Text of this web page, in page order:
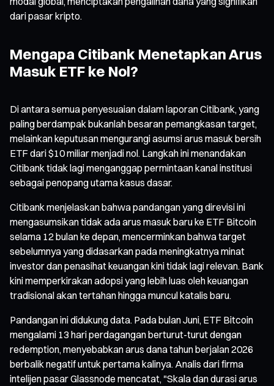
dari pasar kripto.
Mengapa Citibank Menetapkan Arus
Masuk ETF ke Nol?
Di antara semua penyesuaian dalam laporan Citibank, yang
paling berdampak bukanlah besaran pemangkasan target,
melainkan keputusan mengurangi asumsi arus masuk bersih
ETF dari $10 miliar menjadi nol. Langkah ini menandakan
Citibank tidak lagi menganggap permintaan kanal institusi
sebagai penopang utama kasus dasar.
Citibank menjelaskan bahwa pandangan yang direvisi ini
mengasumsikan tidak ada arus masuk baru ke ETF Bitcoin
selama 12 bulan ke depan, mencerminkan bahwa target
sebelumnya yang didasarkan pada meningkatnya minat
investor dan penasihat keuangan kini tidak lagi relevan. Bank
kini memperkirakan adopsi yang lebih luas oleh keuangan
tradisional akan tertahan hingga muncul katalis baru.
Pandangan ini didukung data. Pada bulan Juni, ETF Bitcoin
mengalami 13 hari perdagangan berturut-turut dengan
redemption, menyebabkan arus dana tahun berjalan 2026
berbalik negatif untuk pertama kalinya. Analis dari firma
intelijen pasar Glassnode mencatat, "Skala dan durasi arus